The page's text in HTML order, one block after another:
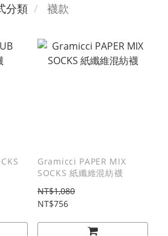
分類 襪款
Gramicci PAPER MIX
SOCKS 紙纖維混紡襪
NT$1,080
NT$756